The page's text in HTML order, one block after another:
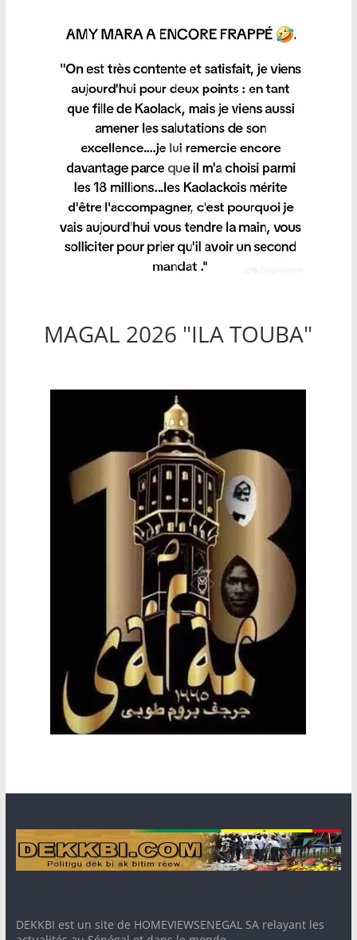
MAGAL 2026 "ILA TOUBA"
DEKKBI est un site de HOMEVIEWSENEGAL SA relayant les